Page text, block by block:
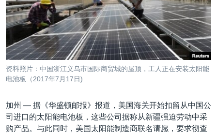
到
检
索
非洲
美洲
全球议题
军事
劳工
环境
国会报道
美中关系
美国建国250周年
埃博拉疫情
美国之音专访
台海两岸关系
南中国海争端
VOA今日焦点
中文广播
关注我们
其他语言网站
资料照片：中国浙江义乌市国际商贸城的屋顶，工人正在安装太阳能
电池板（2017年7月17日)
加州 — 据《华盛顿邮报》报道，美国海关开始扣留从中国公
司进口的太阳能电池板，这些公司据称从新疆强迫劳动中采
购产品。与此同时，美国太阳能制造商联名请愿，要求彻查